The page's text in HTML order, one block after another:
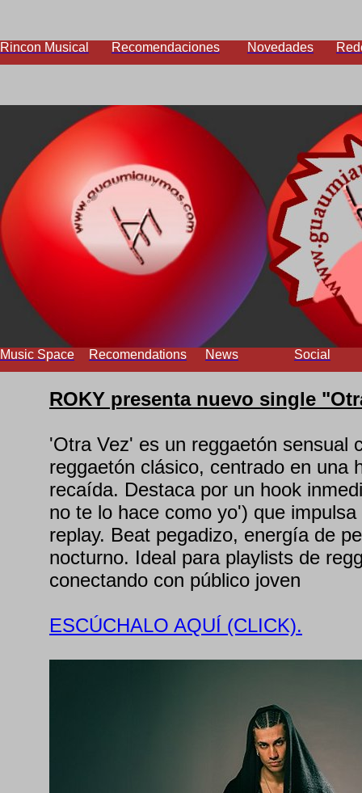
Rincon Musical Recomendaciones Novedades
Music Space Recomendations News Social
ROKY presenta nuevo single
'Otra Vez' es un reggaetón sensual
reggaetón clásico, centrado en una
recaída. Destaca por un hook
no te lo hace como yo') que
replay. Beat pegadizo, energía de
nocturno. Ideal para playlists de
conectando con público joven
ESCÚCHALO AQUÍ (CLICK).